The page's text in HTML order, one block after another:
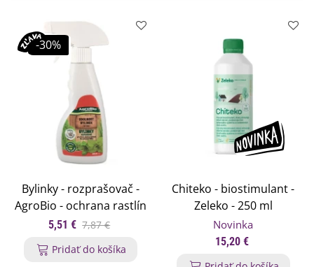
-30%
Bylinky - rozprašovač -
AgroBio - ochrana rastlín
- 250 ml
5,51 € 7,87 €
Pridať do košíka
Chiteko - biostimulant -
Zeleko - 250 ml
Novinka
15,20 €